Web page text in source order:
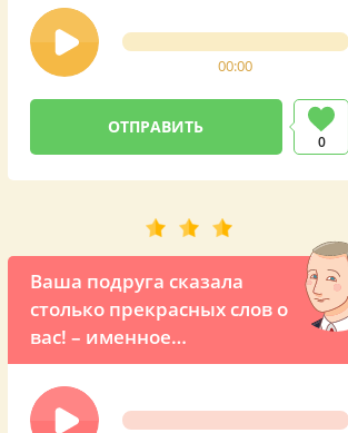
00:00
0
Ваша подруга сказала
столько прекрасных слов о
вас! – именное
поздравление от
Владимира Владимировича